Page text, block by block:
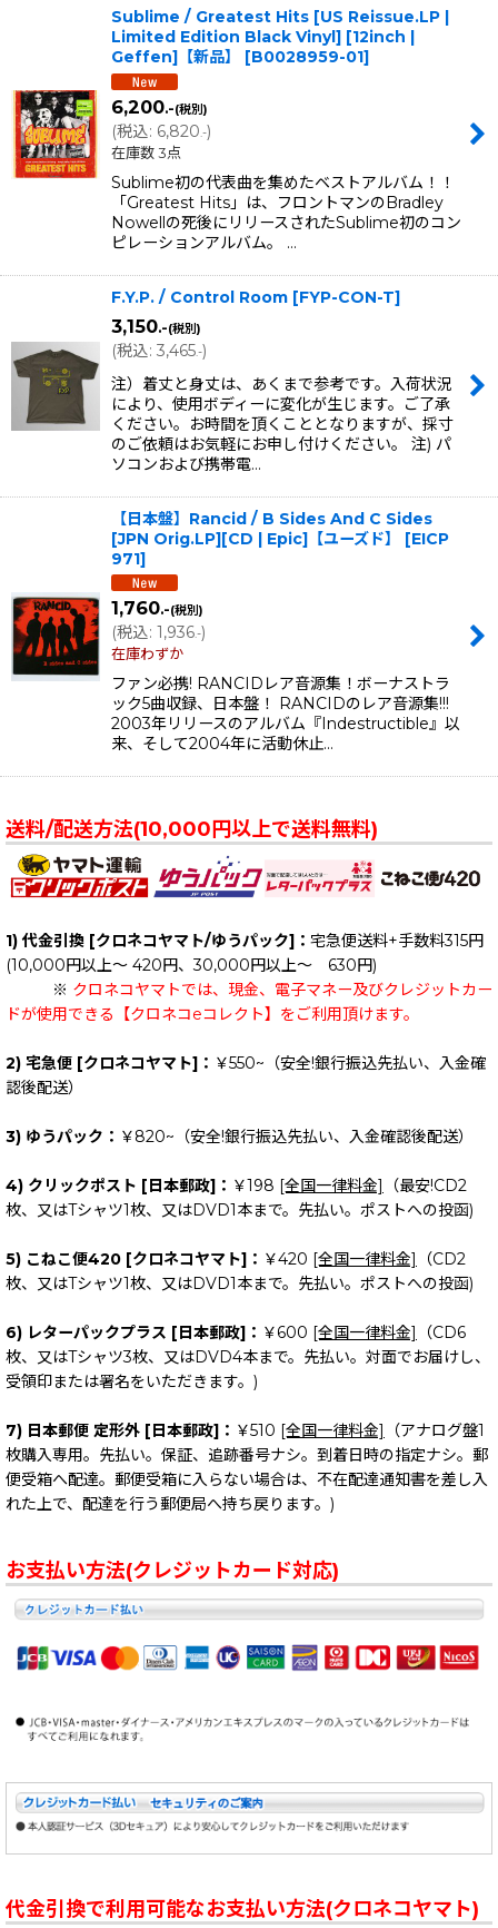
Sublime / Greatest Hits [US Reissue.LP |
Limited Edition Black Vinyl] [12inch |
Geffen]【新品】
[B0028959-01]
6,200.-(税別)
(税込: 6,820.-)
在庫数 3点
Sublime初の代表曲を集めたベストアルバム！！
「Greatest Hits」は、フロントマンのBradley
Nowellの死後にリリースされたSublime初のコン
ピレーションアルバム。 …
F.Y.P. / Control Room [FYP-CON-T]
3,150.-(税別)
(税込: 3,465.-)
注）着丈と身丈は、あくまで参考です。入荷状況
により、使用ボディーに変化が生じます。ご了承
ください。お時間を頂くこととなりますが、採寸
のご依頼はお気軽にお申し付けください。 注) パ
ソコンおよび携帯電…
【日本盤】Rancid / B Sides And C Sides
[JPN Orig.LP][CD | Epic]【ユーズド】
[EICP
971]
1,760.-(税別)
(税込: 1,936.-)
在庫わずか
ファン必携! RANCIDレア音源集！ボーナストラ
ック5曲収録、日本盤！ RANCIDのレア音源集!!!
2003年リリースのアルバム『Indestructible』以
来、そして2004年に活動休止…
送料/配送方法(10,000円以上で送料無料)
1) 代金引換 [クロネコヤマト/ゆうパック]： 宅急便送料+手数料315円
(10,000円以上～ 420円、30,000円以上～ 630円)
※ クロネコヤマトでは、現金、電子マネー及びクレジットカー
ドが使用できる【クロネコeコレクト】をご利用頂けます。
2) 宅急便 [クロネコヤマト]： ￥550~（安全!銀行振込先払い、入金確
認後配送）
3) ゆうパック： ￥820~（安全!銀行振込先払い、入金確認後配送）
4) クリックポスト [日本郵政]： ￥198 [全国一律料金]
（最安!CD2
枚、又はTシャツ1枚、又はDVD1本まで。先払い。ポストへの投函)
5) こねこ便420 [クロネコヤマト]： ￥420 [全国一律料金]
（CD2
枚、又はTシャツ1枚、又はDVD1本まで。先払い。ポストへの投函)
6) レターパックプラス [日本郵政]： ￥600 [全国一律料金]
（CD6
枚、又はTシャツ3枚、又はDVD4本まで。先払い。対面でお届けし、
受領印または署名をいただきます。)
7) 日本郵便 定形外 [日本郵政]： ￥510 [全国一律料金]
（アナログ盤1
枚購入専用。先払い。保証、追跡番号ナシ。到着日時の指定ナシ。郵
便受箱へ配達。郵便受箱に入らない場合は、不在配達通知書を差し入
れた上で、配達を行う郵便局へ持ち戻ります。)
お支払い方法(クレジットカード対応)
代金引換で利用可能なお支払い方法(クロネコヤマト)